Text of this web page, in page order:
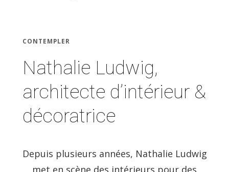
CONTEMPLER
Nathalie Ludwig,
architecte d’intérieur &
décoratrice
Depuis plusieurs années, Nathalie Ludwig
met en scène des intérieurs pour des